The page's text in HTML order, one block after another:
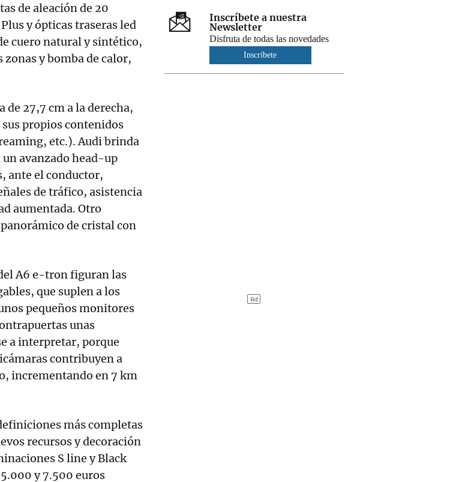
de aleación de 20
y ópticas traseras led
cuero natural y sintético,
y bomba de calor,
de 27,7 cm a la derecha,
propios contenidos
etc.). Audi brinda
avanzado head-up
ante el conductor,
de tráfico, asistencia
aumentada. Otro
de cristal con
A6 e-tron figuran las
que suplen a los
pequeños monitores
unas
a interpretar, porque
contribuyen a
incrementando en 7 km
más completas
recursos y decoración
S line y Black
y 7.500 euros
Inscríbete a nuestra
Newsletter
Disfruta de todas las novedades
Inscríbete